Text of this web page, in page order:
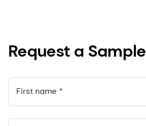
Request a Sample
First name